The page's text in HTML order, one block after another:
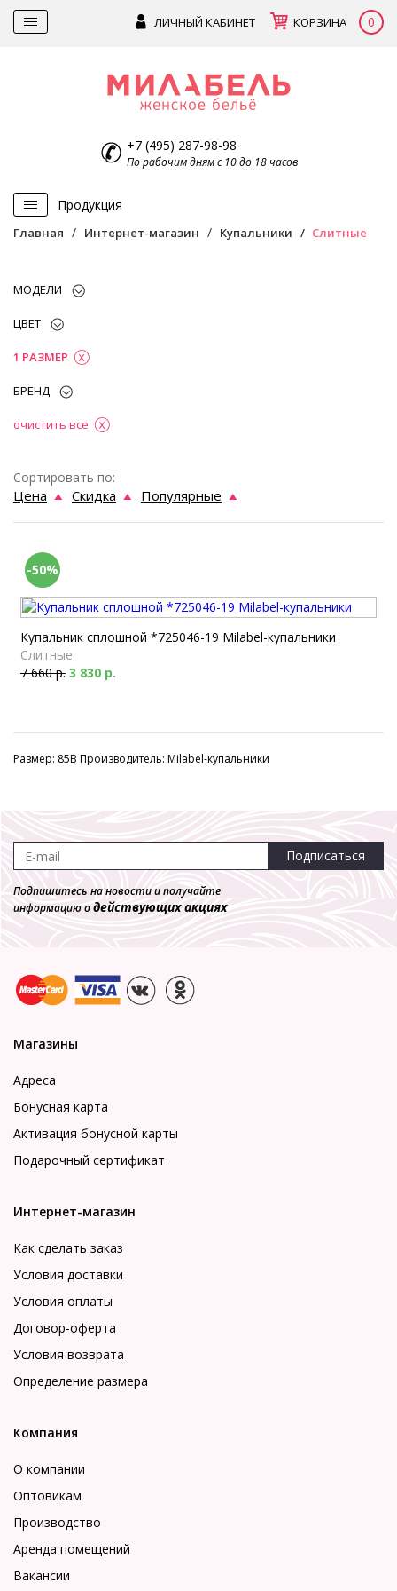
ЛИЧНЫЙ КАБИНЕТ КОРЗИНА 0
+7 (495) 287-98-98
По рабочим дням с 10 до 18 часов
Продукция
Главная Интернет-магазин Купальники Слитные
МОДЕЛИ
ЦВЕТ
1 РАЗМЕР
БРЕНД
очистить все
Сортировать по:
Цена Скидка Популярные
-50%
Купальник сплошной *725046-19 Milabel-купальники
Слитные
7 660 р. 3 830 р.
Размер: 85B Производитель: Milabel-купальники
Подписаться
Подпишитесь на новости и получайте
информацию одействующих акциях
Магазины
Адреса
Бонусная карта
Активация бонусной карты
Подарочный сертификат
Интернет-магазин
Как сделать заказ
Условия доставки
Условия оплаты
Договор-оферта
Условия возврата
Определение размера
Компания
О компании
Оптовикам
Производство
Аренда помещений
Вакансии